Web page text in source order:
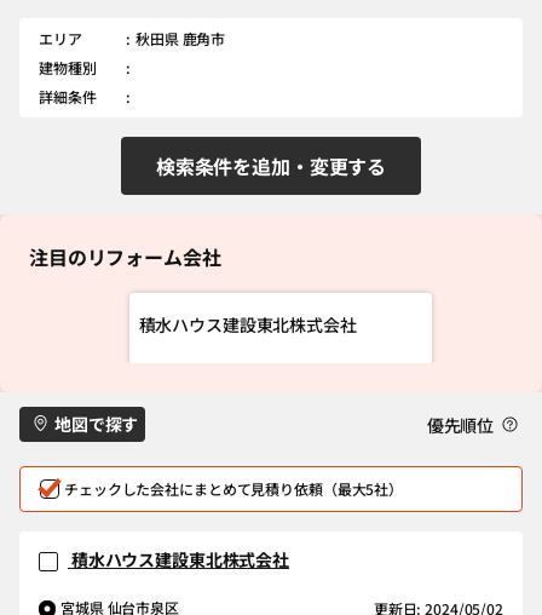
エリア
秋田県 鹿角市
建物種別
詳細条件
検索条件を追加・変更する
注目のリフォーム会社
積水ハウス建設東北株式会社
地図で探す 優先順位
チェックした会社にまとめて見積り依頼（最大5社）
積水ハウス建設東北株式会社
宮城県 仙台市泉区 更新日: 2024/05/02